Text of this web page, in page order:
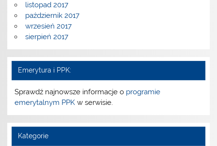
listopad 2017
październik 2017
wrzesień 2017
sierpień 2017
Emerytura i PPK:
Sprawdź najnowsze informacje o programie
emerytalnym PPK w serwisie.
Kategorie